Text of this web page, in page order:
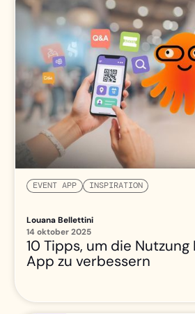
EVENT APP INSPIRATION
Louana Bellettini
14 oktober 2025
10 Tipps, um die
App zu verbessern